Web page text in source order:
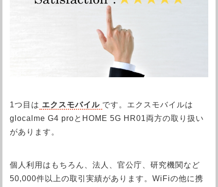
1つ目は エクスモバイル です。エクスモバイルは
glocalme G4 proとHOME 5G HR01両方の取り扱い
があります。
個人利用はもちろん、法人、官公庁、研究機関など
50,000件以上の取引実績があります。WiFiの他に携